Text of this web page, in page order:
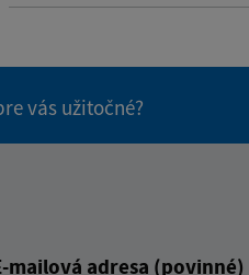
vás užitočné?
mailová adresa (povinné)